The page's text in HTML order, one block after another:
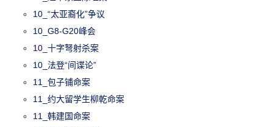
10_“太亚裔化”争议
10_G8-G20峰会
10_十字弩射杀案
10_法登“间谍论”
11_包子铺命案
11_约大留学生柳乾命案
11_韩建国命案